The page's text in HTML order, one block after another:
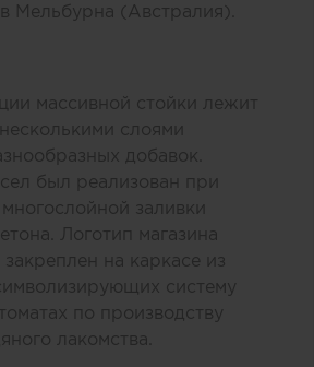
Мельбурна (Австралия).
массивной стойки лежит
слоями
добавок.
был реализован при
заливки
Логотип магазина
на каркасе из
систему
по производству
лакомства.